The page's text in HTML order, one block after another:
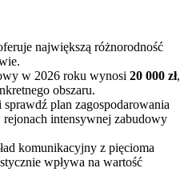
największą różnorodność
w 2026 roku wynosi 20 000 zł,
obszaru.
plan zagospodarowania
rejonach intensywnej zabudowy
komunikacyjny z pięcioma
wpływa na wartość